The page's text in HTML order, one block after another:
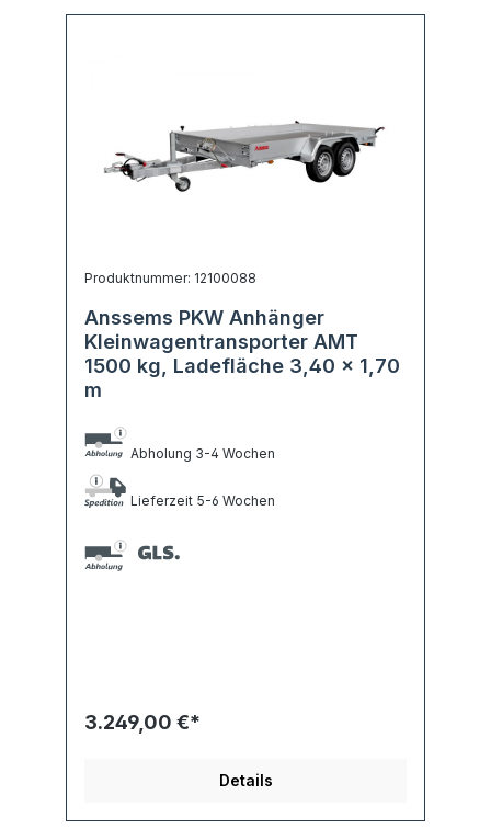
Produktnummer: 12100088
Anssems PKW Anhänger
Kleinwagentransporter AMT
1500 kg, Ladefläche 3,40 x 1,70
m
Abholung 3-4 Wochen
Lieferzeit 5-6 Wochen
3.249,00 €*
Details